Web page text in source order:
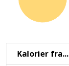
Kalorier fra...